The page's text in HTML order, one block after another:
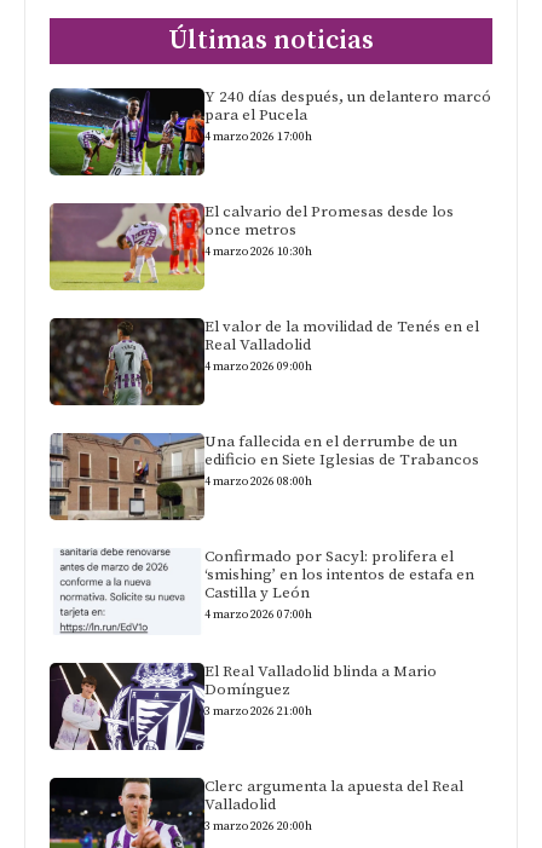
Últimas noticias
Y 240 días después, un delantero marcó
para el Pucela
4 marzo 2026 17:00h
El calvario del Promesas desde los
once metros
4 marzo 2026 10:30h
El valor de la movilidad de Tenés en el
Real Valladolid
4 marzo 2026 09:00h
Una fallecida en el derrumbe de un
edificio en Siete Iglesias de Trabancos
4 marzo 2026 08:00h
Confirmado por Sacyl: prolifera el
‘smishing’ en los intentos de estafa en
Castilla y León
4 marzo 2026 07:00h
El Real Valladolid blinda a Mario
Domínguez
3 marzo 2026 21:00h
Clerc argumenta la apuesta del Real
Valladolid
3 marzo 2026 20:00h